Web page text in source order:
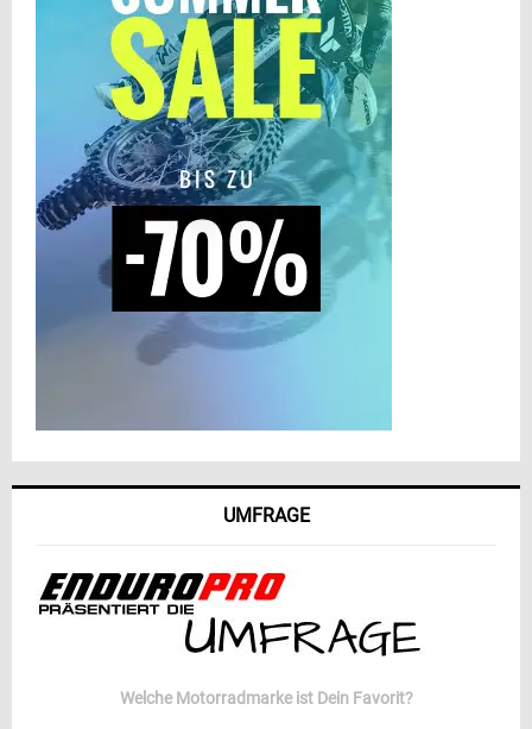
UMFRAGE
Welche Motorradmarke ist Dein Favorit?